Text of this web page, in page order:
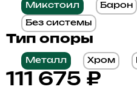
Микстоил Барон
Без системы
Тип опоры
Металл Хром
111 675 ₽